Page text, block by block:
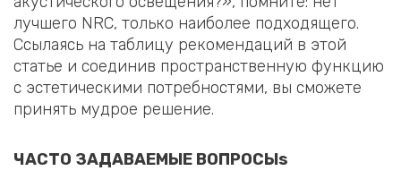
лучшего NRC, только наиболее подходящего.
Ссылаясь на таблицу рекомендаций в этой
статье и соединив пространственную функцию
с эстетическими потребностями, вы сможете
принять мудрое решение.
ЧАСТО ЗАДАВАЕМЫЕ ВОПРОСЫs